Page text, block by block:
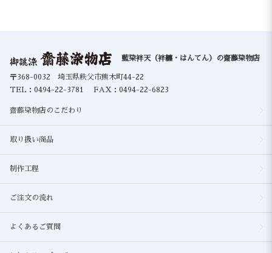
藍染袢天（袢纏・はんてん）の齋藤染物店
〒368-0032 埼玉県秩父市熊木町44-22
TEL： 0494-22-3781 FAX：0494-22-6823
齋藤染物店のこだわり
取り扱い商品
制作工程
ご注文の流れ
よくあるご質問